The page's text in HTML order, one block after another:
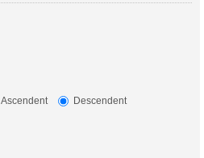
Ascendent
Descendent